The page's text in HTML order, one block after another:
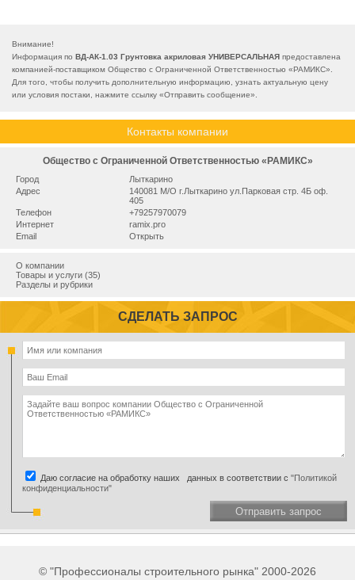
Внимание!
Информация по ВД-АК-1.03 Грунтовка акриловая УНИВЕРСАЛЬНАЯ предоставлена
компанией-поставщиком Общество с Ограниченной Ответственностью «РАМИКС».
Для того, чтобы получить дополнительную информацию, узнать актуальную цену
или условия постаки, нажмите ссылку «Отправить сообщение».
Контакты компании
Общество с Ограниченной Ответственностью «РАМИКС»
Город
Лыткарино
Адрес
140081 М/О г.Лыткарино ул.Парковая стр. 4Б оф.
405
Телефон
+79257970079
Интернет
ramix.pro
Email
Открыть
О компании
Товары и услуги (35)
Разделы и рубрики
СДЕЛАТЬ ЗАПРОС
Даю согласие на обработку наших данных в соответствии с "Политикой
конфиденциальности"
Отправить запрос
© "Профессионалы строительного рынка" 2000-2026